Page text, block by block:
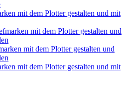
mit dem Plotter gestalten und mit
mit dem Plotter gestalten und
mit dem Plotter gestalten und
mit dem Plotter gestalten und mit